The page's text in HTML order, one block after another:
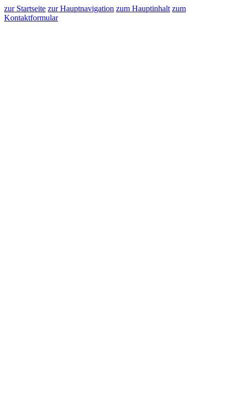
zur Startseite zur Hauptnavigation zum Hauptinhalt zum
Kontaktformular